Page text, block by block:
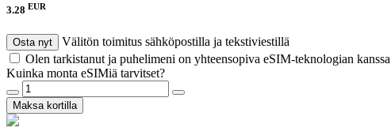
3.28 EUR
Osta nyt
Välitön toimitus sähköpostilla ja tekstiviestillä
Olen tarkistanut ja puhelimeni on yhteensopiva eSIM-teknologian kanssa
Kuinka monta eSIMiä tarvitset?
Maksa kortilla